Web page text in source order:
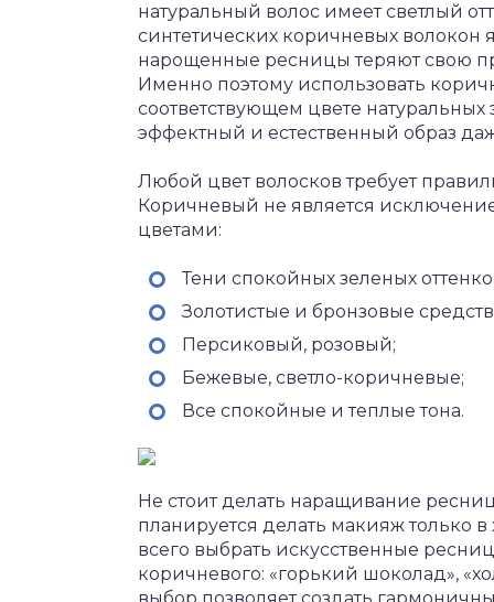
натуральный волос имеет светлый
синтетических коричневых волокон
нарощенные ресницы теряют свою
Именно поэтому использовать
соответствующем цвете
эффектный и естественный образ
Любой цвет волосков требует
Коричневый не является
цветами:
Тени спокойных зеленых
Золотистые и бронзовые
Персиковый, розовый;
Бежевые, светло-коричневые;
Все спокойные и теплые тона.
Не стоит делать наращивание
планируется делать макияж только
всего выбрать искусственные
коричневого: «горький шоколад»,